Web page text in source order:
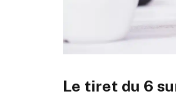
Le tiret du 6